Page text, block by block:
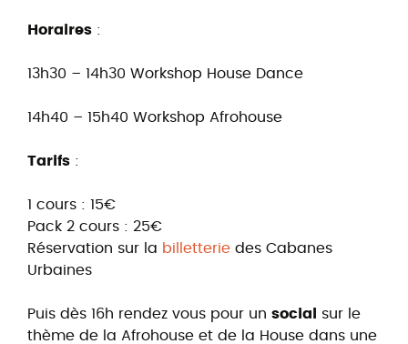
Horaires :
13h30 – 14h30 Workshop House Dance
14h40 – 15h40 Workshop Afrohouse
Tarifs :
1 cours : 15€
Pack 2 cours : 25€
Réservation sur la billetterie des Cabanes
Urbaines
Puis dès 16h rendez vous pour un social
sur le
thème de la Afrohouse et de la House dans une